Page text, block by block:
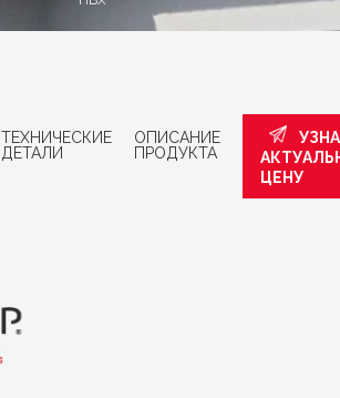
ТЕХНИЧЕСКИЕ
ДЕТАЛИ
ОПИСАНИЕ
ПРОДУКТА
ЦЕНУ